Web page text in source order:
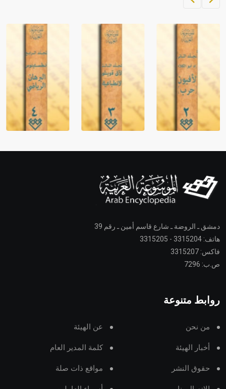
دمشق ـ الروضة ـ شارع قاسم أمين ـ رقم 39
هاتف: 3315204 - 3315205
فاكس: 3315207
ص.ب: 7296
روابط متنوعة
من نحن عن الهيئة
أخبار الهيئة كلمة المدير العام
حقوق النشر مواقع ذات صلة